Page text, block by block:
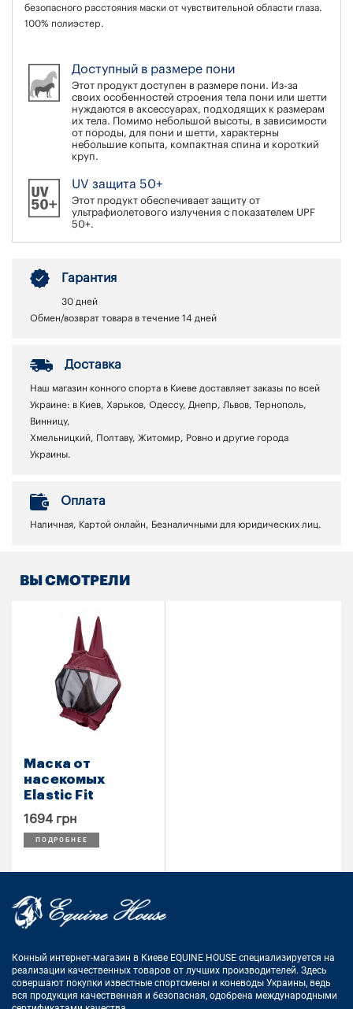
безопасного расстояния маски от чувствительной области глаза.
100% полиэстер.
Доступный в размере пони
Этот продукт доступен в размере пони. Из-за
своих особенностей строения тела пони или шетти
нуждаются в аксессуарах, подходящих к размерам
их тела. Помимо небольшой высоты, в зависимости
от породы, для пони и шетти, характерны
небольшие копыта, компактная спина и короткий
круп.
UV защита 50+
Этот продукт обеспечивает защиту от
ультрафиолетового излучения с показателем UPF
50+.
Гарантия
30 дней
Обмен/возврат товара в течение 14 дней
Доставка
Наш магазин конного спорта в Киеве доставляет заказы по всей
Украине: в Киев, Харьков, Одессу, Днепр, Львов, Тернополь,
Винницу,
Хмельницкий, Полтаву, Житомир, Ровно и другие города
Украины.
Оплата
Наличная, Картой онлайн, Безналичными для юридических лиц.
ВЫ СМОТРЕЛИ
Маска от
насекомых
Elastic Fit
1694 грн
ПОДРОБНЕЕ
Конный интернет-магазин в Киеве EQUINE HOUSE специализируется на
реализации качественных товаров от лучших производителей. Здесь
совершают покупки известные спортсмены и коневоды Украины, ведь
вся продукция качественная и безопасная, одобрена международными